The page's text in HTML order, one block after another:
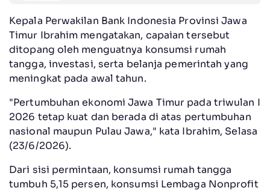
Kepala Perwakilan Bank Indonesia Provinsi Jawa
Timur Ibrahim mengatakan, capaian tersebut
ditopang oleh menguatnya konsumsi rumah
tangga, investasi, serta belanja pemerintah yang
meningkat pada awal tahun.
"Pertumbuhan ekonomi Jawa Timur pada triwulan I
2026 tetap kuat dan berada di atas pertumbuhan
nasional maupun Pulau Jawa," kata Ibrahim, Selasa
(23/6/2026).
Dari sisi permintaan, konsumsi rumah tangga
tumbuh 5,15 persen, konsumsi Lembaga Nonprofit